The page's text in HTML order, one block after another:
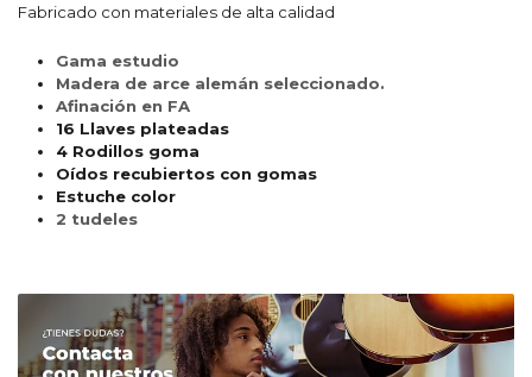
Fabricado con materiales de alta calidad
Gama estudio
Madera de arce alemán seleccionado.
Afinación en FA
16 Llaves plateadas
4 Rodillos goma
Oídos recubiertos con gomas
Estuche color
2 tudeles